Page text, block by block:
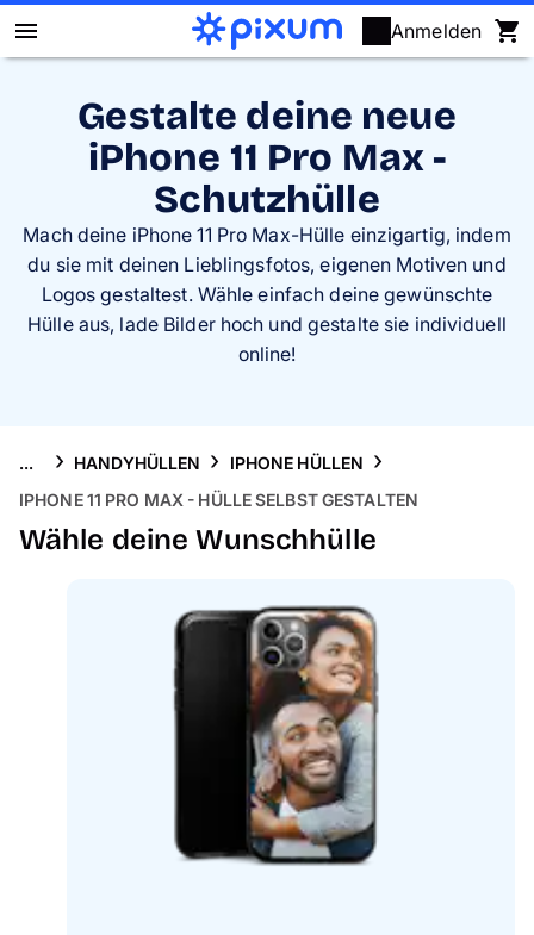
Anmelden
Wandbilder
Fotokalender
Handyhüllen
Gestalte deine neue
iPhone 11 Pro Max -
Schutzhülle
Mach deine iPhone 11 Pro Max-Hülle einzigartig, indem
du sie mit deinen Lieblingsfotos, eigenen Motiven und
Logos gestaltest. Wähle einfach deine gewünschte
Hülle aus, lade Bilder hoch und gestalte sie individuell
online!
... HANDYHÜLLEN
IPHONE HÜLLEN
IPHONE 11 PRO MAX - HÜLLE SELBST GESTALTEN
Wähle deine Wunschhülle